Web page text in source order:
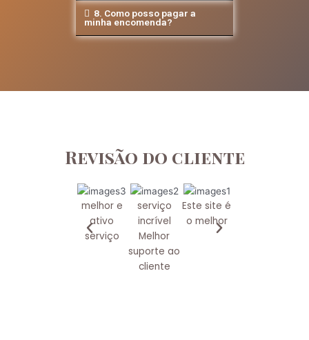
8. Como posso pagar a
minha encomenda?
Revisão do cliente
melhor e
ativo
serviço
serviço
incrível
Melhor
suporte ao
cliente
Este site é
o melhor